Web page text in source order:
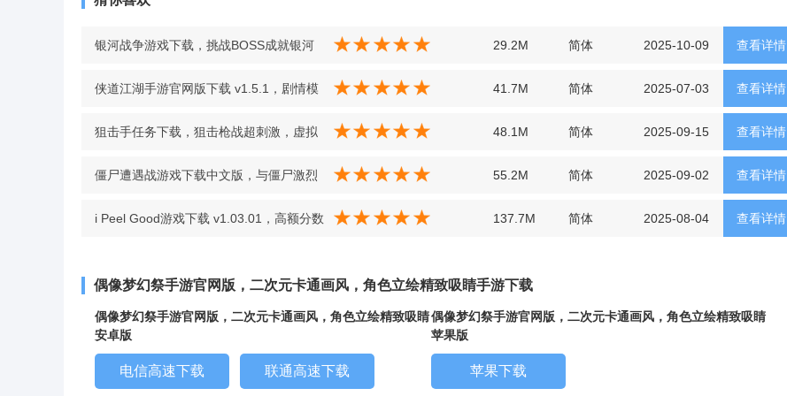
查看详情
银河战争游戏下载，挑战BOSS成就银河
最强指挥官 v1.0.0.0 安卓版
29.2M 简体 2025-10-09
查看详情
侠道江湖手游官网版下载 v1.5.1，剧情模
式与自由游历让体验更丰富 v1.5.1
41.7M 简体 2025-07-03
查看详情
狙击手任务下载，狙击枪战超刺激，虚拟
战斗真实感拉满 v1.1 安卓版
48.1M 简体 2025-09-15
查看详情
僵尸遭遇战游戏下载中文版，与僵尸激烈
较量，靠精湛枪法完成生存挑战 v1.6 安卓
55.2M 简体 2025-09-02
查看详情
i Peel Good游戏下载 v1.03.01，高额分数 137.7M 简体 2025-08-04
偶像梦幻祭手游官网版，二次元卡通画风，角色立绘精致吸睛手游下载
偶像梦幻祭手游官网版，二次元卡通画风，角色立绘精致吸睛
安卓版
电信高速下载 联通高速下载
偶像梦幻祭手游官网版，二次元卡通画风，角色立绘精致吸睛
苹果版
苹果下载